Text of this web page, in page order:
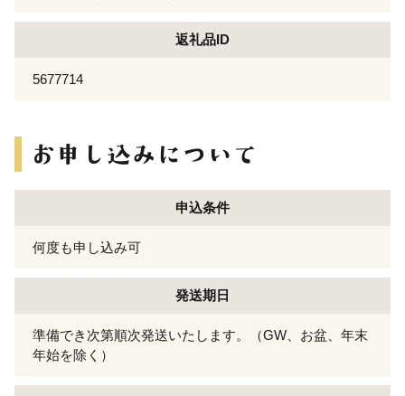
返礼品ID
5677714
申込条件
何度も申し込み可
発送期日
準備でき次第順次発送いたします。（GW、お盆、年末
年始を除く）